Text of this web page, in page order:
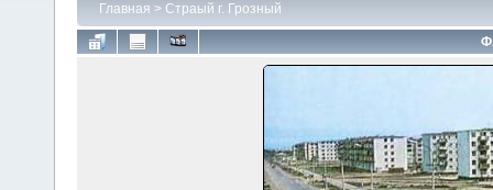
Главная > Страый г. Грозный